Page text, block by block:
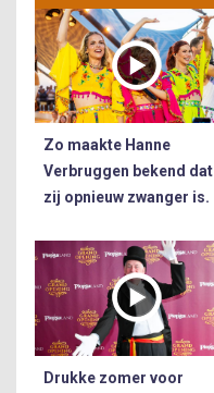
Zo maakte Hanne
Verbruggen bekend dat
zij opnieuw zwanger is.
Drukke zomer voor